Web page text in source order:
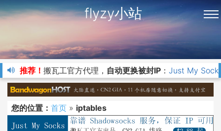
flyzy小站
推荐！ 搬瓦工官方代理， 自动更换被封IP ： Just My
您的位置： 首页 » iptables